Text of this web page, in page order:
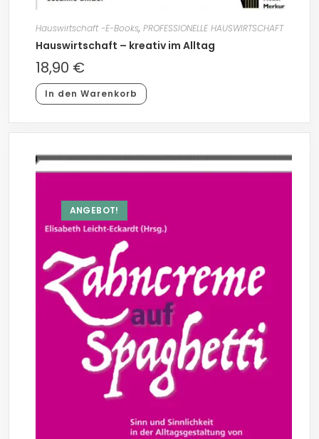
Hauswirtschaft -E-Books, PROFESSIONELLE HAUSWIRTSCHAFT
Hauswirtschaft – kreativ im Alltag
18,90 €
In den Warenkorb
ANGEBOT!